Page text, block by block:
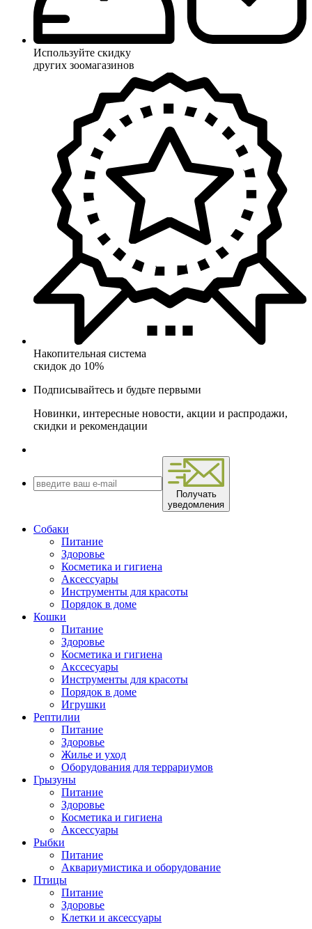
Используйте скидку
других зоомагазинов
Накопительная система
скидок до 10%
Подписывайтесь и будьте первыми
Новинки, интересные новости, акции и распродажи,
скидки и рекомендации
Получать
уведомления
Собаки
Питание
Здоровье
Косметика и гигиена
Аксессуары
Инструменты для красоты
Порядок в доме
Кошки
Питание
Здоровье
Косметика и гигиена
Акссесуары
Инструменты для красоты
Порядок в доме
Игрушки
Рептилии
Питание
Здоровье
Жилье и уход
Оборудования для террариумов
Грызуны
Питание
Здоровье
Косметика и гигиена
Аксессуары
Рыбки
Питание
Аквариумистика и оборудование
Птицы
Питание
Здоровье
Клетки и аксессуары